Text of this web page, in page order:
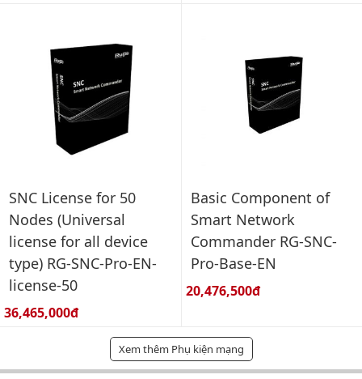
SNC License for 50
Nodes (Universal
license for all device
type) RG-SNC-Pro-EN-
license-50
Giá bán:
36,465,000đ
Basic Component of
Smart Network
Commander RG-SNC-
Pro-Base-EN
Giá bán:
20,476,500đ
Xem thêm Phụ kiện mạng